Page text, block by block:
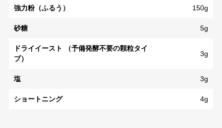
強力粉（ふるう） 150g
砂糖 5g
ドライイースト （予備発酵不要の顆粒タイ
プ）
3g
塩 3g
ショートニング 4g